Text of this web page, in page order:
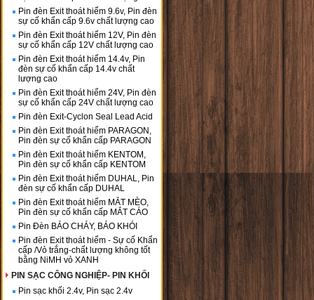
Pin đèn Exit thoát hiểm 9.6v, Pin đèn
sự cố khẩn cấp 9.6v chất lượng cao
Pin đèn Exit thoát hiểm 12V, Pin đèn
sự cố khẩn cấp 12V chất lượng cao
Pin đèn Exit thoát hiểm 14.4v, Pin
đèn sự cố khẩn cấp 14.4v chất
lượng cao
Pin đèn Exit thoát hiểm 24V, Pin đèn
sự cố khẩn cấp 24V chất lượng cao
Pin đèn Exit-Cyclon Seal Lead Acid
Pin đèn Exit thoát hiểm PARAGON,
Pin đèn sự cố khẩn cấp PARAGON
Pin đèn Exit thoát hiểm KENTOM,
Pin đèn sự cố khẩn cấp KENTOM
Pin đèn Exit thoát hiểm DUHAL, Pin
đèn sự cố khẩn cấp DUHAL
Pin đèn Exit thoát hiểm MẮT MÈO,
Pin đèn sự cố khẩn cấp MẮT CÁO
Pin Đèn BÁO CHÁY, BÁO KHÓI
Pin đèn Exit thoát hiểm - Sự cố Khẩn
cấp /Vỏ trắng-chất lượng không tốt
bằng NiMH vỏ XANH
PIN SẠC CÔNG NGHIỆP- PIN KHỐI
Pin sạc khối 2.4v, Pin sạc 2.4v